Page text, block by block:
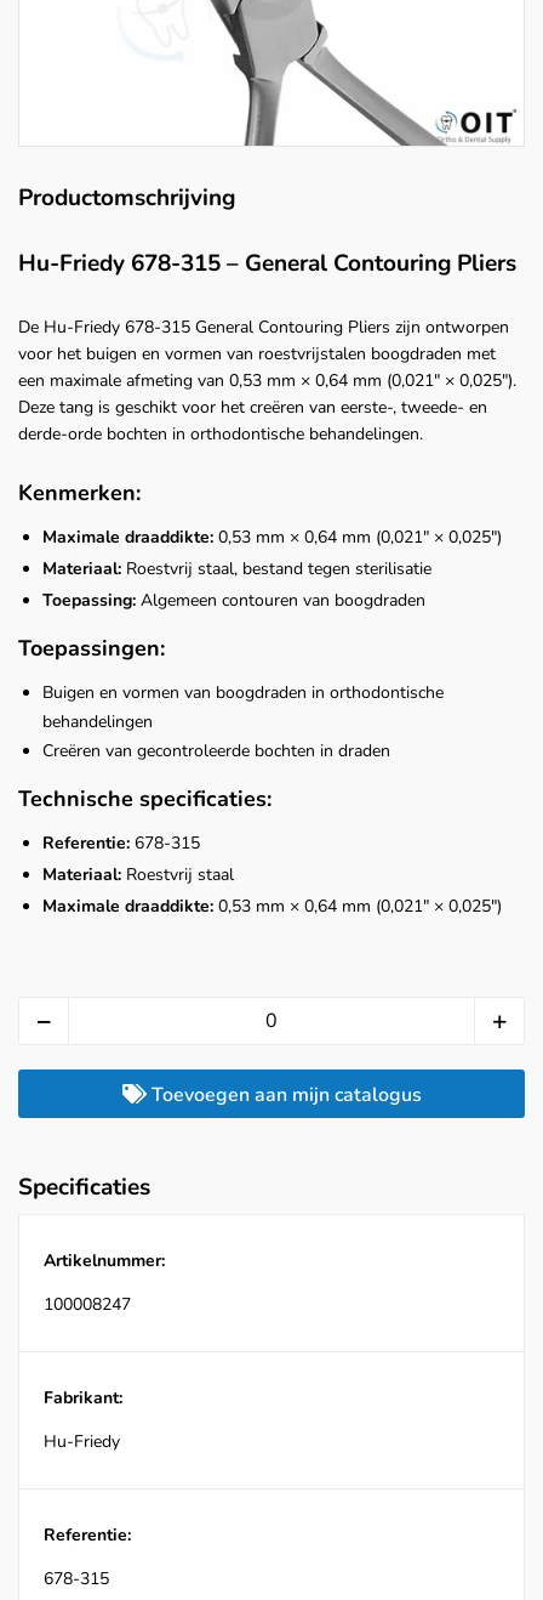
Productomschrijving
Hu-Friedy 678-315 – General Contouring Pliers
De Hu-Friedy 678-315 General Contouring Pliers zijn ontworpen
voor het buigen en vormen van roestvrijstalen boogdraden met
een maximale afmeting van 0,53 mm × 0,64 mm (0,021" × 0,025").
Deze tang is geschikt voor het creëren van eerste-, tweede- en
derde-orde bochten in orthodontische behandelingen.
Kenmerken:
Maximale draaddikte: 0,53 mm × 0,64 mm (0,021" × 0,025")
Materiaal: Roestvrij staal, bestand tegen sterilisatie
Toepassing: Algemeen contouren van boogdraden
Toepassingen:
Buigen en vormen van boogdraden in orthodontische
behandelingen
Creëren van gecontroleerde bochten in draden
Technische specificaties:
Referentie: 678-315
Materiaal: Roestvrij staal
Maximale draaddikte: 0,53 mm × 0,64 mm (0,021" × 0,025")
Toevoegen aan mijn catalogus
Specificaties
Artikelnummer:
100008247
Fabrikant:
Hu-Friedy
Referentie:
678-315